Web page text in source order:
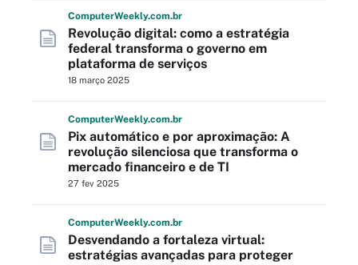
ComputerWeekly.com.br
Revolução digital: como a estratégia
federal transforma o governo em
plataforma de serviços
18 março 2025
ComputerWeekly.com.br
Pix automático e por aproximação: A
revolução silenciosa que transforma o
mercado financeiro e de TI
27 fev 2025
ComputerWeekly.com.br
Desvendando a fortaleza virtual:
estratégias avançadas para proteger